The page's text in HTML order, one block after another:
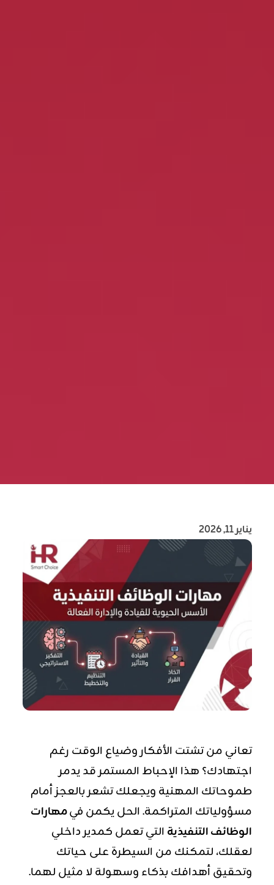
يناير 11, 2026
تعاني من تشتت الأفكار وضياع الوقت رغم
اجتهادك؟ هذا الإحباط المستمر قد يدمر
طموحاتك المهنية ويجعلك تشعر بالعجز أمام
مسؤولياتك المتراكمة. الحل يكمن فيمهارات
الوظائف التنفيذيةالتي تعمل كمدير داخلي
لعقلك، لتمكنك من السيطرة على حياتك
وتحقيق أهدافك بذكاء وسهولة لا مثيل لهما.